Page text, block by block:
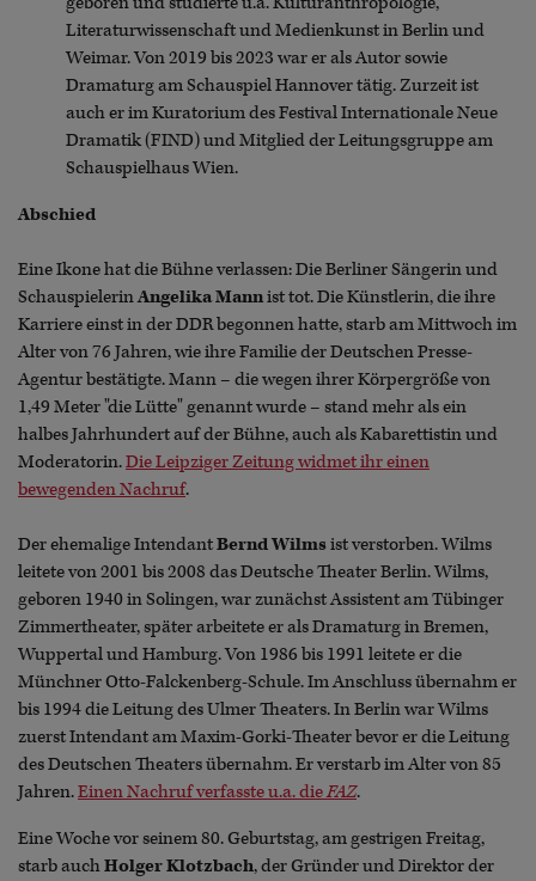
Literaturwissenschaft und Medienkunst in Berlin und
Weimar. Von 2019 bis 2023 war er als Autor sowie
Dramaturg am Schauspiel Hannover tätig. Zurzeit ist
auch er im Kuratorium des Festival Internationale Neue
Dramatik (FIND) und Mitglied der Leitungsgruppe am
Schauspielhaus Wien.
Abschied
Eine Ikone hat die Bühne verlassen: Die Berliner Sängerin und
SchauspielerinAngelika Mannist tot. Die Künstlerin, die ihre
Karriere einst in der DDR begonnen hatte, starb am Mittwoch im
Alter von 76 Jahren, wie ihre Familie der Deutschen Presse-
Agentur bestätigte. Mann – die wegen ihrer Körpergröße von
1,49 Meter "die Lütte" genannt wurde – stand mehr als ein
halbes Jahrhundert auf der Bühne, auch als Kabarettistin und
Moderatorin.Die Leipziger Zeitung widmet ihr einen
bewegenden Nachruf.
Der ehemalige IntendantBernd Wilmsist verstorben. Wilms
leitete von 2001 bis 2008 das Deutsche Theater Berlin. Wilms,
geboren 1940 in Solingen, war zunächst Assistent am Tübinger
Zimmertheater, später arbeitete er als Dramaturg in Bremen,
Wuppertal und Hamburg. Von 1986 bis 1991 leitete er die
Münchner Otto-Falckenberg-Schule. Im Anschluss übernahm er
bis 1994 die Leitung des Ulmer Theaters. In Berlin war Wilms
zuerst Intendant am Maxim-Gorki-Theater bevor er die Leitung
des Deutschen Theaters übernahm. Er verstarb im Alter von 85
Jahren.Einen Nachruf verfasste u.a. dieFAZ.
Eine Woche vor seinem 80. Geburtstag, am gestrigen Freitag,
starb auchHolger Klotzbach, der Gründer und Direktor der